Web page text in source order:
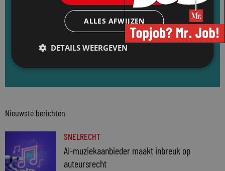
vacatures. Meld u direct aan en ontvang
elke dinsdag de Mr. nieuwsbrief.
Nieuwste berichten
SNELRECHT
AI-muziekaanbieder maakt inbreuk op
auteursrecht
ALLES AFWIJZEN
DETAILS WEERGEVEN